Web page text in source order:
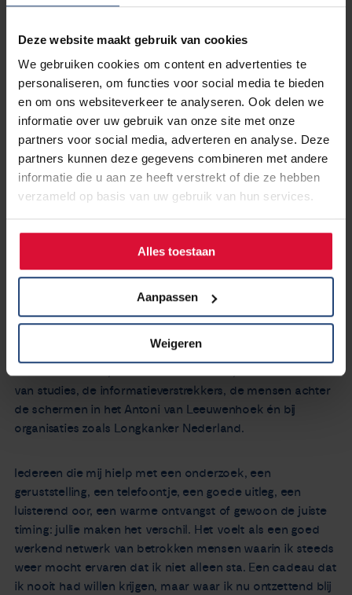
Deze website maakt gebruik van cookies
We gebruiken cookies om content en advertenties te
personaliseren, om functies voor social media te bieden
en om ons websiteverkeer te analyseren. Ook delen we
informatie over uw gebruik van onze site met onze
partners voor social media, adverteren en analyse. Deze
partners kunnen deze gegevens combineren met andere
informatie die u aan ze heeft verstrekt of die ze hebben
verzameld op basis van uw gebruik van hun services.
Alles toestaan
Aanpassen
Weigeren
de enorm betrokken mensen. Het voelt als een goed
mijn bijdrage kan leveren.
Dankbaarheid
Natuurlijk gaat er hier en daar wel eens iets mis. We zijn
tenslotte allemaal mensen. Maar zodra er iets misgaat,
wordt er direct gezocht naar herstel of een oplossing.
Ik voel me bevoorrecht en dankbaar dat ik mag rekenen
Niet alleen de artsen die ik ontmoette, de huisartsen,
cardiologen, longartsen, radiologen, en specialisten, maar
ook al die anderen die dag in, dag uit bijdragen: de
doktersassistenten, praktijkondersteuners,
medewerkers op de Spoedeisende Hulp, de mensen van
het laboratorium, de baliemedewerkers, de coördinatoren
van studies, de informatieverstrekkers, de mensen achter
de schermen in het Antoni van Leeuwenhoek én bij
organisaties zoals Longkanker Nederland.
Iedereen die mij hielp met een onderzoek, een
geruststelling, een telefoontje, een goede uitleg, een
luisterend oor, een warme ontvangst of gewoon de juiste
timing: jullie maken het verschil. Het voelt als een goed
werkend netwerk van betrokken mensen waarin ik steeds
weer mocht ervaren dat ik niet alleen sta. Een cadeau dat
ik nooit had willen krijgen, maar waar ik nu ontzettend blij